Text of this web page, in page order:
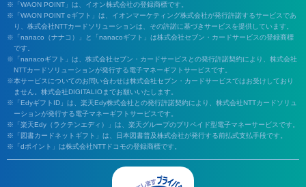
「WAON POINT」は、イオン株式会社の登録商標です。
「WAON POINT eギフト」は、イオンマーケティング株式会社が発行許諾するサービスであ
り、株式会社NTTカードソリューションは、その許諾に基づきサービスを提供しています。
「nanaco（ナナコ）」と「nanacoギフト」は株式会社セブン・カードサービスの登録商標
です。
「nanacoギフト」は、株式会社セブン・カードサービスとの発行許諾契約により、株式会社
NTTカードソリューションが発行する電子マネーギフトサービスです。
本サービスについてのお問い合わせは株式会社セブン・カードサービスではお受けしており
ません。株式会社DIGITALIOまでお願いいたします。
「EdyギフトID」は、楽天Edy株式会社との発行許諾契約により、株式会社NTTカードソリュ
ーションが発行する電子マネーギフトサービスです。
「楽天Edy（ラクテンエディ）」は、楽天グループのプリペイド型電子マネーサービスです。
「図書カードネットギフト」は、日本図書普及株式会社が発行する前払式支払手段です。
「dポイント」は株式会社NTTドコモの登録商標です。